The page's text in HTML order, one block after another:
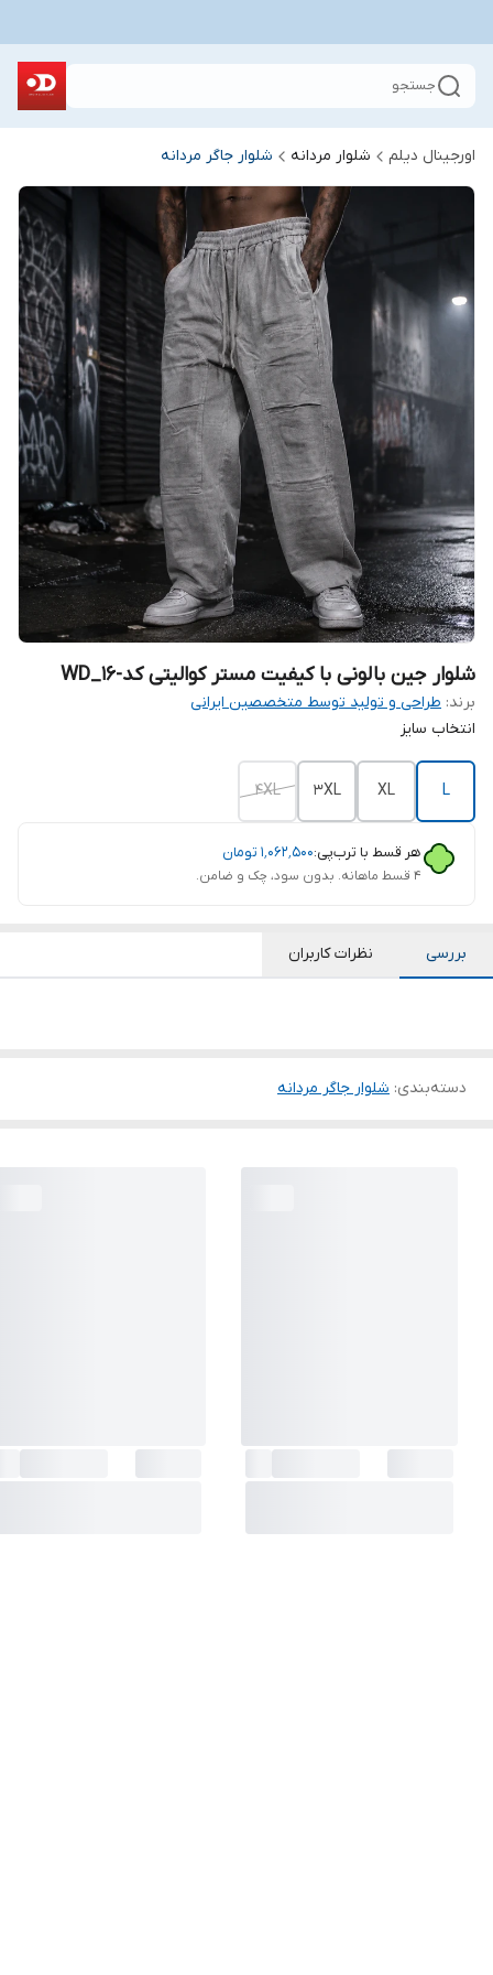
جستجو
اورجینال دیلم شلوار مردانه شلوار جاگر مردانه
شلوار جین بالونی با کیفیت مستر کوالیتی کد-WD_16
برند: طراحی و تولید توسط متخصصین ایرانی
انتخاب سایز
L
XL
3XL
4XL
هر قسط با ترب‌پی:۱٬۰۶۲٬۵۰۰ تومان
۴ قسط ماهانه. بدون سود، چک و ضامن.
بررسی نظرات کاربران
دسته‌بندی: شلوار جاگر مردانه